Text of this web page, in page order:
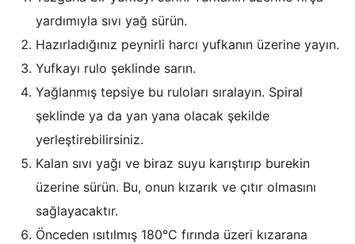
yardımıyla sıvı yağ sürün.
Hazırladığınız peynirli harcı yufkanın üzerine yayın.
Yufkayı rulo şeklinde sarın.
Yağlanmış tepsiye bu ruloları sıralayın. Spiral
şeklinde ya da yan yana olacak şekilde
yerleştirebilirsiniz.
Kalan sıvı yağı ve biraz suyu karıştırıp burekin
üzerine sürün. Bu, onun kızarık ve çıtır olmasını
sağlayacaktır.
Önceden ısıtılmış 180°C fırında üzeri kızarana